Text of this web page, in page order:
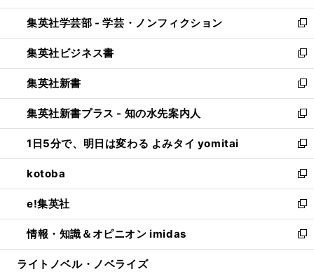
開
く
ウ
で
開
く
ン
ド
ウ
で
開
く
ウ
ィ
ン
ド
ウ
で
開
く
集英社学芸部 - 学芸・ノンフィクション
新
し
い
ウ
ィ
ン
ド
ウ
で
開
く
集英社ビジネス書
新
し
い
ウ
ィ
ン
ド
ウ
で
開
く
集英社新書
新
し
い
ウ
ィ
ン
ド
ウ
で
開
く
集英社新書プラス - 知の水先案内人
新
し
い
ウ
ィ
ン
ド
ウ
で
開
1日5分で、明日は変わる よみタイ yomitai
新
し
い
ウ
ィ
ン
ド
ウ
kotoba
新
し
い
ウ
ィ
ン
e!集英社
新
し
い
ウ
情報・知識＆オピニオン imidas
新
し
ライトノベル・ノベライズ